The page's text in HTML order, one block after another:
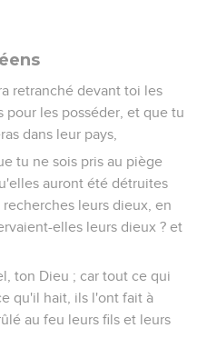
retranché devant toi les
pour les posséder, et que tu
dans leur pays,
tu ne sois pris au piège
auront été détruites
leurs dieux, en
elles leurs dieux ? et
ton Dieu ; car tout ce qui
qu'il hait, ils l'ont fait à
au feu leurs fils et leurs